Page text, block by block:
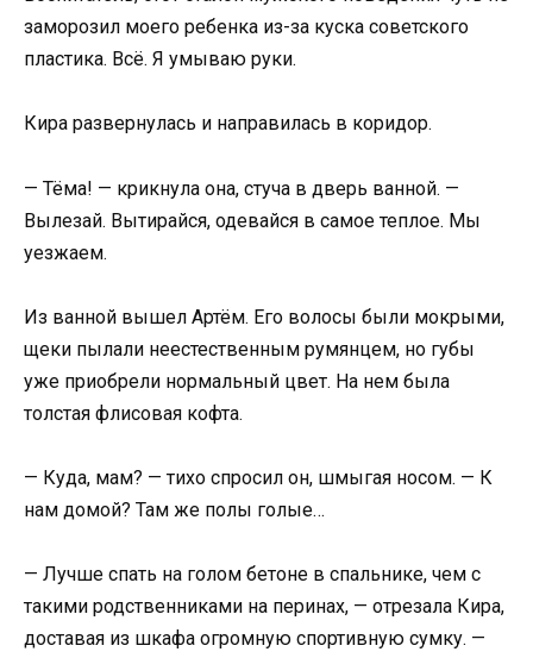
заморозил моего ребенка из-за куска советского
пластика. Всё. Я умываю руки.
Кира развернулась и направилась в коридор.
— Тёма! — крикнула она, стуча в дверь ванной. —
Вылезай. Вытирайся, одевайся в самое теплое. Мы
уезжаем.
Из ванной вышел Артём. Его волосы были мокрыми,
щеки пылали неестественным румянцем, но губы
уже приобрели нормальный цвет. На нем была
толстая флисовая кофта.
— Куда, мам? — тихо спросил он, шмыгая носом. — К
нам домой? Там же полы голые…
— Лучше спать на голом бетоне в спальнике, чем с
такими родственниками на перинах, — отрезала Кира,
доставая из шкафа огромную спортивную сумку. —